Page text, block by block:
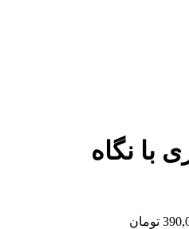
با نگاه
قیمت اصلی: 390,000 تومان